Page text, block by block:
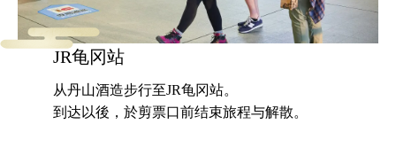
JR龟冈站
从丹山酒造步行至JR龟冈站。
到达以後，於剪票口前结束旅程与解散。